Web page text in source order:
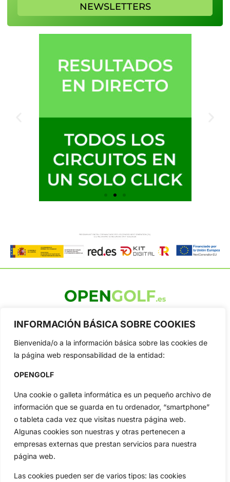
INFORMACIÓN BÁSICA SOBRE COOKIES
Bienvenida/o a la información básica sobre las cookies de
la página web responsabilidad de la entidad:
OPENGOLF
Una cookie o galleta informática es un pequeño archivo de
información que se guarda en tu ordenador, “smartphone”
o tableta cada vez que visitas nuestra página web.
Algunas cookies son nuestras y otras pertenecen a
empresas externas que prestan servicios para nuestra
página web.
Las cookies pueden ser de varios tipos: las cookies
NEWSLETTERS
profesional y amateur, resultados en directo, vídeos, noticias,
Tour...
Categorias
Inicio
Amateurs
Circuitos
Especiales
Reglas
Vídeos
De Interés
Compañía
Aviso Legal
Política de Privacidad